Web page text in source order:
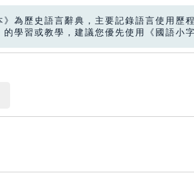
》為歷史語言辭典，主要記錄語言使用歷
學習或教學，建議您優先使用《國語小